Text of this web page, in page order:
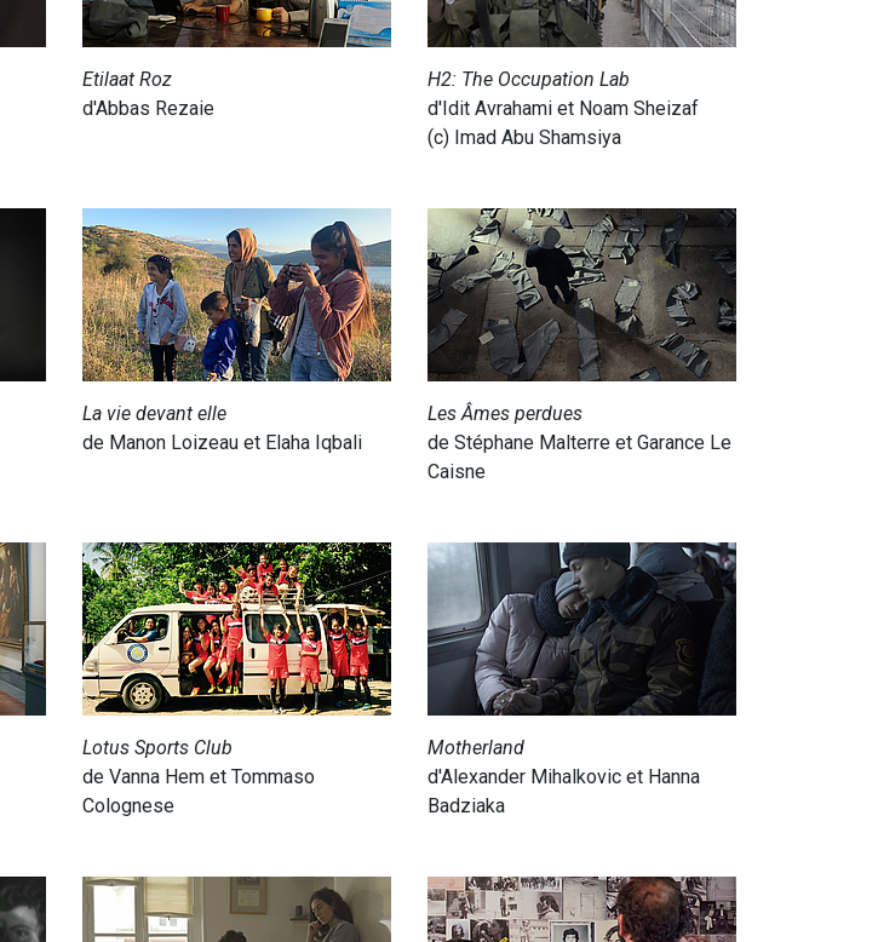
Etilaat Roz
d'Abbas Rezaie
H2: The Occupation Lab
d'Idit Avrahami et Noam Sheizaf
(c) Imad Abu Shamsiya
La vie devant elle
de Manon Loizeau et Elaha Iqbali
Les Âmes perdues
de Stéphane Malterre et Garance Le
Caisne
Lotus Sports Club
de Vanna Hem et Tommaso
Colognese
Motherland
d'Alexander Mihalkovic et Hanna
Badziaka